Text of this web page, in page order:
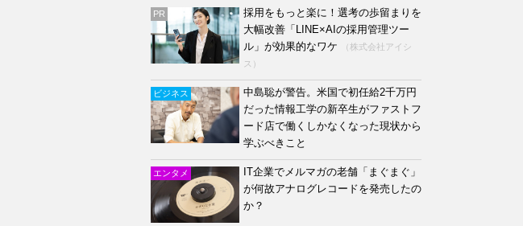
PR
採用をもっと楽に！選考の歩留まりを
大幅改善「LINE×AIの採用管理ツー
ル」が効果的なワケ
（株式会社アイシ
ス）
ビジネス
中島聡が警告。米国で初任給2千万円
だった情報工学の新卒生がファストフ
ード店で働くしかなくなった現状から
学ぶべきこと
エンタメ
IT企業でメルマガの老舗「まぐまぐ」
が何故アナログレコードを発売したの
か？